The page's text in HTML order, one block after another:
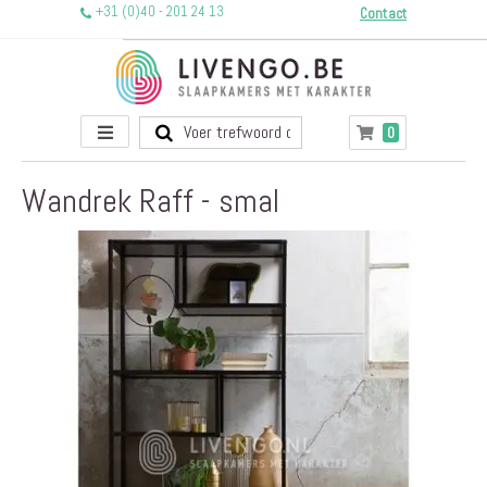
+31 (0)40 - 201 24 13 Contact
Toggle
Nav
Winkelwagen
0producten
Wandrek Raff - smal
afbeeldingen-